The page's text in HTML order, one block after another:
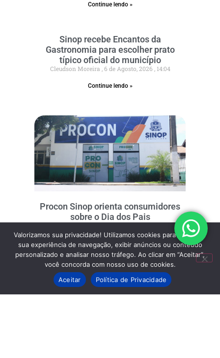
Continue lendo »
Sinop recebe Encantos da
Gastronomia para escolher prato
típico oficial do município
Cleudson Moreira 6 de Agosto, 2026 14:04
Continue lendo »
Procon Sinop orienta consumidores
sobre o Dia dos Pais
Cleudson Moreira6 de Agosto, 202612:44
Continue lendo »
Valorizamos sua privacidade! Utilizamos cookies para aprimorar
sua experiência de navegação, exibir anúncios ou conteúdo
personalizado e analisar nosso tráfego. Ao clicar em “Aceitar”,
você concorda com nosso uso de cookies.
Aceitar
Política de Privacidade